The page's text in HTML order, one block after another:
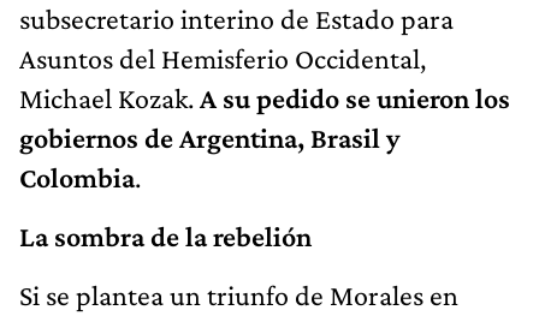
subsecretario interino de Estado para
Asuntos del Hemisferio Occidental,
Michael Kozak.A su pedido se unieron los
gobiernos de Argentina, Brasil y
Colombia.
La sombra de la rebelión
Si se plantea un triunfo de Morales en